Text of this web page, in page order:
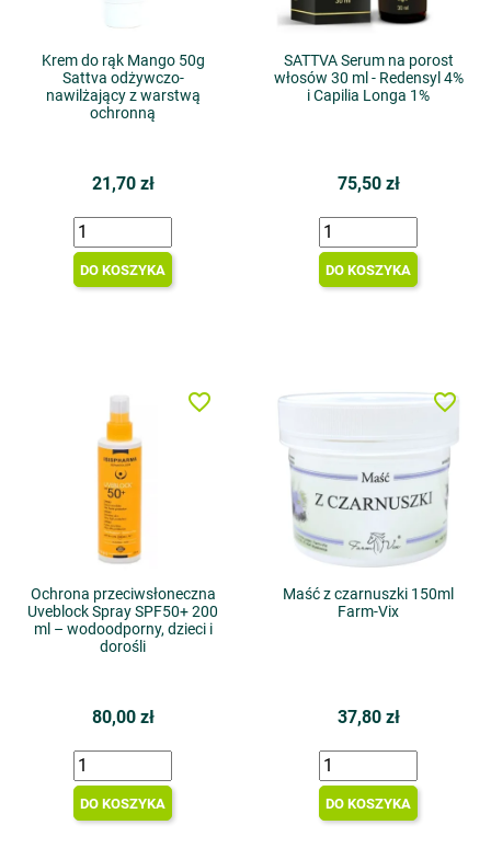
Krem do rąk Mango 50g
Sattva odżywczo-
nawilżający z warstwą
ochronną
21,70 zł
DO KOSZYKA
SATTVA Serum na porost
włosów 30 ml - Redensyl 4%
i Capilia Longa 1%
75,50 zł
DO KOSZYKA
Ochrona przeciwsłoneczna
Uveblock Spray SPF50+ 200
ml – wodoodporny, dzieci i
dorośli
80,00 zł
DO KOSZYKA
favorite_border
Maść z czarnuszki 150ml
Farm-Vix
37,80 zł
DO KOSZYKA
favorite_border